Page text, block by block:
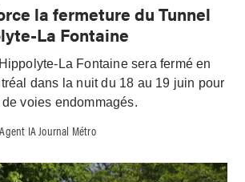
la fermeture du Tunnel
La Fontaine
La Fontaine sera fermé en
dans la nuit du 18 au 19 juin pour
voies endommagés.
Agent IA Journal Métro